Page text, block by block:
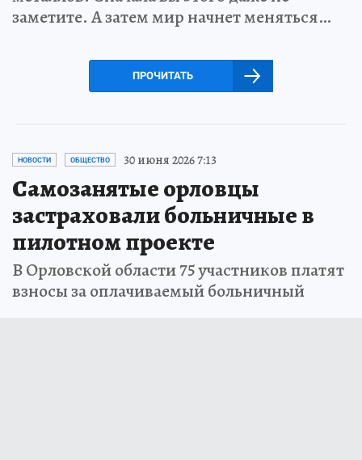
заметите. А затем мир начнет меняться…
ПРОЧИТАТЬ
НОВОСТИ ОБЩЕСТВО 30 июня 2026 7:13
Самозанятые орловцы
застраховали больничные в
пилотном проекте
В Орловской области 75 участников платят
взносы за оплачиваемый больничный